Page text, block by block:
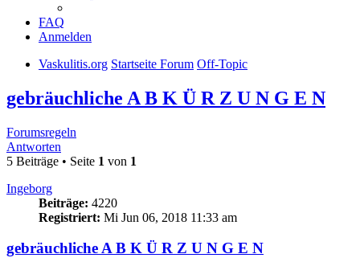
FAQ
Anmelden
Vaskulitis.org Startseite Forum Off-Topic
gebräuchliche A B K Ü R Z U N G E N
Forumsregeln
Antworten
5 Beiträge • Seite 1 von 1
Ingeborg
Beiträge: 4220
Registriert: Mi Jun 06, 2018 11:33 am
gebräuchliche A B K Ü R Z U N G E N